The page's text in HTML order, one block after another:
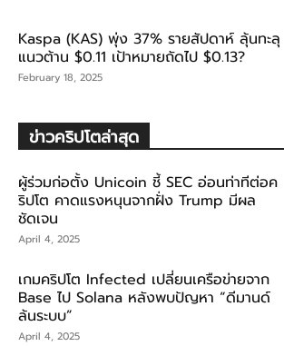
Kaspa (KAS) พุ่ง 37% รายสัปดาห์ ลุ้นทะลุ
แนวต้าน $0.11 เป้าหมายถัดไป $0.13?
February 18, 2025
ข่าวคริปโตล่าสุด
ผู้ร่วมก่อตั้ง Unicoin ชี้ SEC อ่อนท่าทีต่อค
ริปโต คาดแรงหนุนจากฝั่ง Trump มีผล
ชัดเจน
April 4, 2025
เกมคริปโต Infected เปลี่ยนเครือข่ายจาก
Base ไป Solana หลังพบปัญหา “ดีมานด์
ล้นระบบ”
April 4, 2025